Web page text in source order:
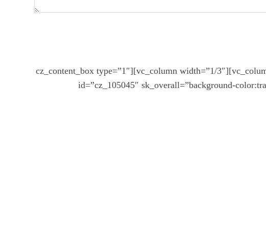
[cz_gap height=”1px” id=”cz_22700″ height_tablet=”50px”][cz_gap height=”60px” id=”cz_45772″][/vc_column][vc_column width=”1/3″][cz_content_box type=”1″
id=”cz_105045″ sk_overall=”background-